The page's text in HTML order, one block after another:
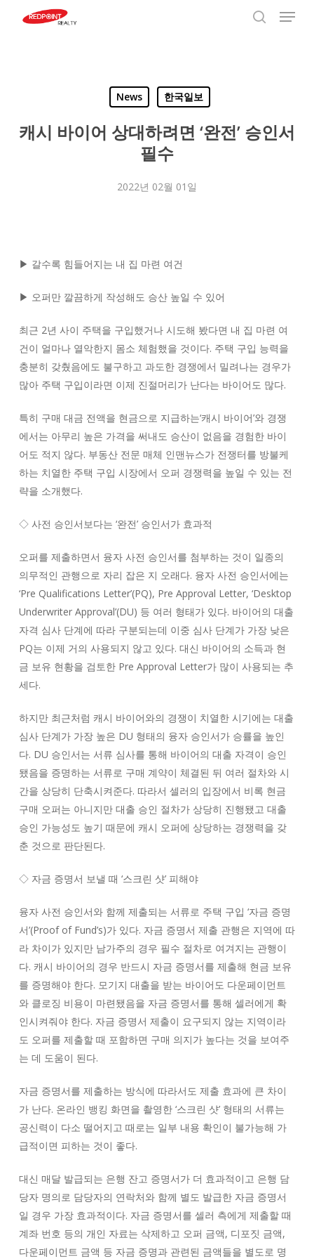
Menu
News 한국일보
캐시 바이어 상대하려면 ‘완전’ 승인서
필수
2022년 02월 01일
▶ 갈수록 힘들어지는 내 집 마련 여건
▶ 오퍼만 깔끔하게 작성해도 승산 높일 수 있어
최근 2년 사이 주택을 구입했거나 시도해 봤다면 내 집 마련 여
건이 얼마나 열악한지 몸소 체험했을 것이다. 주택 구입 능력을
충분히 갖췄음에도 불구하고 과도한 경쟁에서 밀려나는 경우가
많아 주택 구입이라면 이제 진절머리가 난다는 바이어도 많다.
특히 구매 대금 전액을 현금으로 지급하는‘캐시 바이어’와 경쟁
에서는 아무리 높은 가격을 써내도 승산이 없음을 경험한 바이
어도 적지 않다. 부동산 전문 매체 인맨뉴스가 전쟁터를 방불케
하는 치열한 주택 구입 시장에서 오퍼 경쟁력을 높일 수 있는 전
략을 소개했다.
◇ 사전 승인서보다는 ‘완전’ 승인서가 효과적
오퍼를 제출하면서 융자 사전 승인서를 첨부하는 것이 일종의
의무적인 관행으로 자리 잡은 지 오래다. 융자 사전 승인서에는
‘Pre Qualifications Letter’(PQ), Pre Approval Letter, ‘Desktop
Underwriter Approval’(DU) 등 여러 형태가 있다. 바이어의 대출
자격 심사 단계에 따라 구분되는데 이중 심사 단계가 가장 낮은
PQ는 이제 거의 사용되지 않고 있다. 대신 바이어의 소득과 현
금 보유 현황을 검토한 Pre Approval Letter가 많이 사용되는 추
세다.
하지만 최근처럼 캐시 바이어와의 경쟁이 치열한 시기에는 대출
심사 단계가 가장 높은 DU 형태의 융자 승인서가 승률을 높인
다. DU 승인서는 서류 심사를 통해 바이어의 대출 자격이 승인
됐음을 증명하는 서류로 구매 계약이 체결된 뒤 여러 절차와 시
간을 상당히 단축시켜준다. 따라서 셀러의 입장에서 비록 현금
구매 오퍼는 아니지만 대출 승인 절차가 상당히 진행됐고 대출
승인 가능성도 높기 때문에 캐시 오퍼에 상당하는 경쟁력을 갖
춘 것으로 판단된다.
◇ 자금 증명서 보낼 때 ‘스크린 샷’ 피해야
융자 사전 승인서와 함께 제출되는 서류로 주택 구입 ‘자금 증명
서’(Proof of Fund’s)가 있다. 자금 증명서 제출 관행은 지역에 따
라 차이가 있지만 남가주의 경우 필수 절차로 여겨지는 관행이
다. 캐시 바이어의 경우 반드시 자금 증명서를 제출해 현금 보유
를 증명해야 한다. 모기지 대출을 받는 바이어도 다운페이먼트
와 클로징 비용이 마련됐음을 자금 증명서를 통해 셀러에게 확
인시켜줘야 한다. 자금 증명서 제출이 요구되지 않는 지역이라
도 오퍼를 제출할 때 포함하면 구매 의지가 높다는 것을 보여주
는 데 도움이 된다.
자금 증명서를 제출하는 방식에 따라서도 제출 효과에 큰 차이
가 난다. 온라인 뱅킹 화면을 촬영한 ‘스크린 샷’ 형태의 서류는
공신력이 다소 떨어지고 때로는 일부 내용 확인이 불가능해 가
급적이면 피하는 것이 좋다.
대신 매달 발급되는 은행 잔고 증명서가 더 효과적이고 은행 담
당자 명의로 담당자의 연락처와 함께 별도 발급한 자금 증명서
일 경우 가장 효과적이다. 자금 증명서를 셀러 측에게 제출할 때
계좌 번호 등의 개인 자료는 삭제하고 오퍼 금액, 디포짓 금액,
다운페이먼트 금액 등 자금 증명과 관련된 금액들을 별도로 명